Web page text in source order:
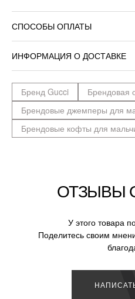
СПОСОБЫ ОПЛАТЫ
ИНФОРМАЦИЯ О ДОСТАВКЕ
Бренд Gucci
Брендовая
Брендовые джемперы для
Брендовые кофты для
ОТЗЫВЫ
У этого товара
Поделитесь своим